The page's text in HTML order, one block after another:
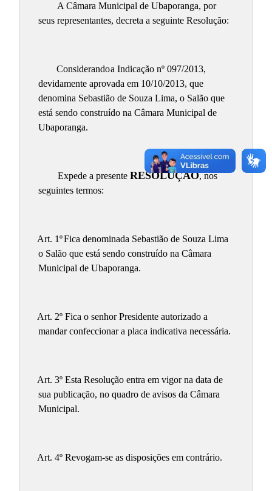
A Câmara Municipal de Ubaporanga, por
seus representantes, decreta a seguinte Resolução:
Considerandoa Indicação nº 097/2013,
devidamente aprovada em 10/10/2013, que
denomina Sebastião de Souza Lima, o Salão que
está sendo construído na Câmara Municipal de
Ubaporanga.
Expede a presente RESOLUÇÃO, nos
seguintes termos:
Art. 1ºFica denominada Sebastião de Souza Lima
o Salão que está sendo construído na Câmara
Municipal de Ubaporanga.
Art. 2º Fica o senhor Presidente autorizado a
mandar confeccionar a placa indicativa necessária.
Art. 3º Esta Resolução entra em vigor na data de
sua publicação, no quadro de avisos da Câmara
Municipal.
Art. 4º Revogam-se as disposições em contrário.